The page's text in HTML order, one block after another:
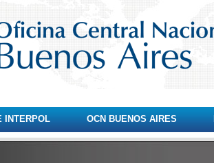
INTERPOL OCN BUENOS AIRES